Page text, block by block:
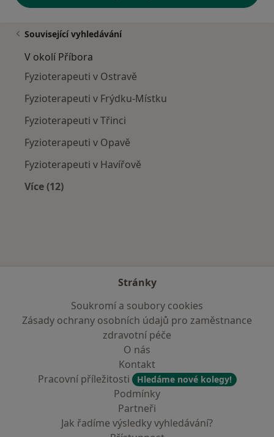
Související vyhledávání
V okolí Příbora
Fyzioterapeuti v Ostravě
Fyzioterapeuti v Frýdku-Místku
Fyzioterapeuti v Třinci
Fyzioterapeuti v Opavě
Fyzioterapeuti v Havířově
Více (12)
Stránky
Soukromí a soubory cookies
Zásady ochrany osobních údajů pro zaměstnance
zdravotní péče
O nás
Kontakt
Pracovní příležitosti
Hledáme nové kolegy!
Podmínky
Partneři
Jak řadíme výsledky vyhledávání?